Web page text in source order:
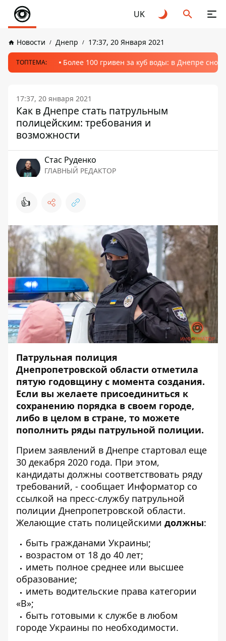
UK
Новости Днепр 17:37, 20 Января 2021
ТОПТЕМА: Более 100 гривен за куб воды: в Днепре
17:37, 20 января 2021
Как в Днепре стать патрульным
полицейским: требования и
возможности
Стаc Руденко
ГЛАВНЫЙ РЕДАКТОР
👍
Патрульная полиция
Днепропетровской области отметила
пятую годовщину с момента создания.
Если вы желаете присоединиться к
сохранению порядка в своем городе,
либо в целом в стране, то можете
пополнить ряды патрульной полиции.
Прием заявлений в Днепре стартовал еще
30 декабря 2020 года. При этом,
кандидаты должны соответствовать ряду
требований, - сообщает Информатор со
ссылкой на пресс-службу патрульной
полиции Днепропетровской области.
Желающие стать полицейскими должны:
быть гражданами Украины;
возрастом от 18 до 40 лет;
иметь полное среднее или высшее
образование;
иметь водительские права категории
«В»;
быть готовыми к службе в любом
городе Украины по необходимости.